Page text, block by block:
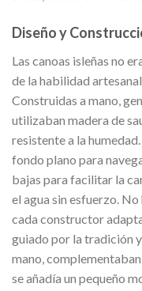
Diseño y
Las canoas isleñas no
de la habilidad
Construidas a mano,
utilizaban madera de
resistente a la
fondo plano para
bajas para facilitar la
el agua sin esfuerzo.
cada constructor
guiado por la tradición
mano,
se añadía un pequeño